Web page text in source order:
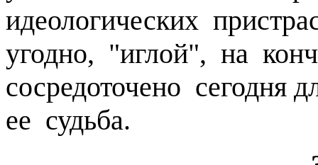
идеологических
угодно, "иглой", на
сосредоточено
ее судьба.